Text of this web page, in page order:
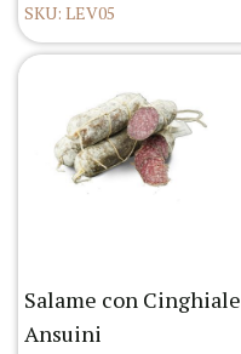
SKU: LEV05
Salame con Cinghiale
Ansuini